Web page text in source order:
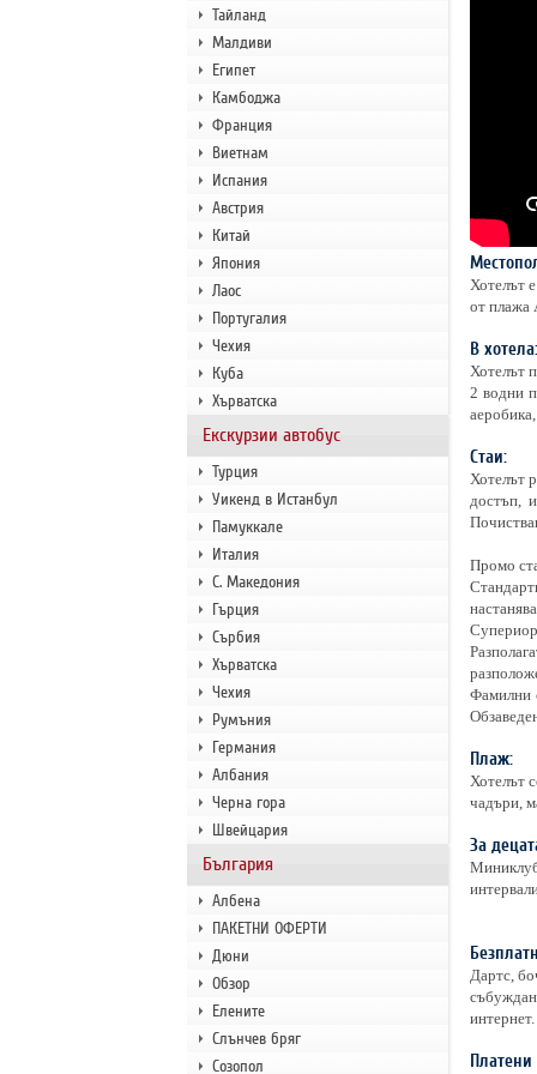
Тайланд
Малдиви
Египет
Камбоджа
Франция
Виетнам
Испания
Австрия
Китай
Япония
Лаос
Португалия
Чехия
Куба
Хърватска
Екскурзии автобус
Турция
Уикенд в Истанбул
Памуккале
Италия
С. Македония
Гърция
Сърбия
Хърватска
Чехия
Румъния
Германия
Албания
Черна гора
Швейцария
България
Албена
ПАКЕТНИ ОФЕРТИ
Дюни
Обзор
Елените
Слънчев бряг
Созопол
Хотелът
от плажа
В хотела:
Хотелът
2 водни
Стаи:
Хотелът
достъп,
Промо
Фамилни
Плаж:
Хотелът
чадъри,
За
Дартс,
интернет.
Платени